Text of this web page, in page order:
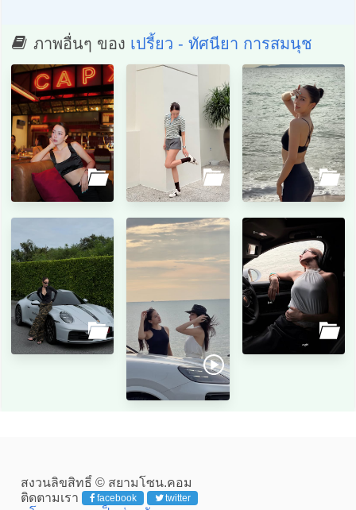
ภาพอื่นๆ ของ เปรี้ยว - ทัศนียา การสมนุช
สงวนลิขสิทธิ์ © สยามโซน.คอม
ติดตามเรา
facebook twitter